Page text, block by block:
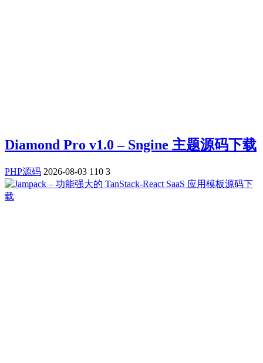
Diamond Pro v1.0 – Sngine 主题源码下载
PHP源码 2026-08-03 110 3